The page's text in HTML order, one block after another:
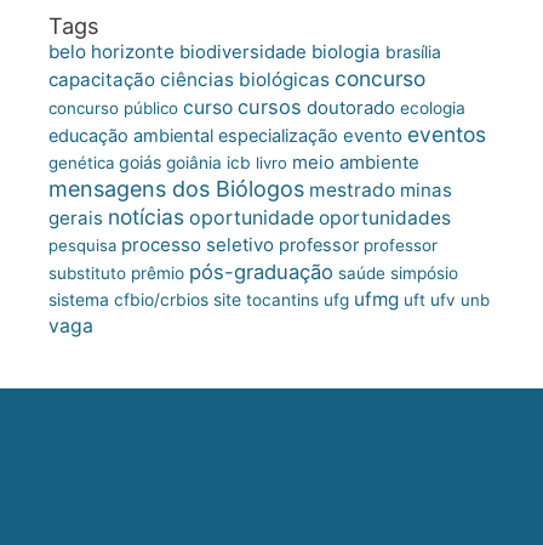
Tags
belo horizonte biodiversidade biologia brasília
capacitação ciências biológicas concurso
concurso público curso cursos doutorado ecologia
educação ambiental especialização evento eventos
genética goiás goiânia icb livro meio ambiente
mensagens dos Biólogos mestrado minas
gerais notícias oportunidade oportunidades
pesquisa processo seletivo professor professor
substituto prêmio pós-graduação saúde simpósio
sistema cfbio/crbios site tocantins ufg ufmg uft ufv unb
vaga